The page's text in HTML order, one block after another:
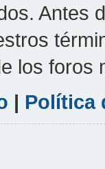
Antes
los foros
| Política